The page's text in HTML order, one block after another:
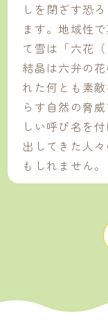
しを閉ざす恐
ます。地域性
て雪は「六花
結晶は六弁の
れた何とも素
らす自然の脅
しい呼び名を
出してきた人
もしれません。